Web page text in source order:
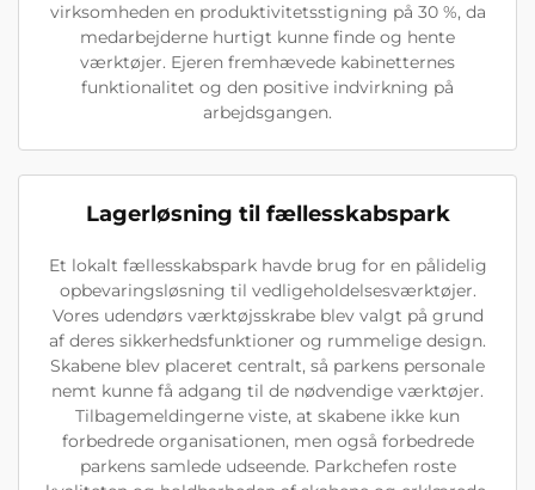
virksomheden en produktivitetsstigning på 30 %, da
medarbejderne hurtigt kunne finde og hente
værktøjer. Ejeren fremhævede kabinetternes
funktionalitet og den positive indvirkning på
arbejdsgangen.
Lagerløsning til fællesskabspark
Et lokalt fællesskabspark havde brug for en pålidelig
opbevaringsløsning til vedligeholdelsesværktøjer.
Vores udendørs værktøjsskrabe blev valgt på grund
af deres sikkerhedsfunktioner og rummelige design.
Skabene blev placeret centralt, så parkens personale
nemt kunne få adgang til de nødvendige værktøjer.
Tilbagemeldingerne viste, at skabene ikke kun
forbedrede organisationen, men også forbedrede
parkens samlede udseende. Parkchefen roste